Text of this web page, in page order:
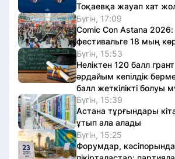
Тоқаевқа жауап хат
Бүгін, 17:09
Comic Con Astana 2026:
фестивальге 18 мың
Бүгін, 15:53
Неліктен 120 балл
әрдайым кепілдік
балл жеткілікті болуы
Бүгін, 15:39
Астана тұрғындары
ұтып ала алады
Бүгін, 15:25
Форумдар,